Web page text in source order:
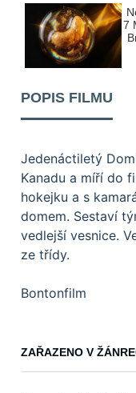
POPIS FILMU
Jedenáctiletý
Kanadu a míří do
hokejku a s
domem. Sestaví
vedlejší vesnice.
ze třídy.
Bontonfilm
ZAŘAZENO V